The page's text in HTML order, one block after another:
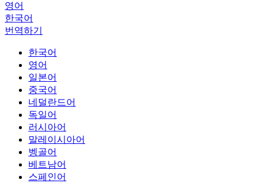
영어
한국어
번역하기
한국어
영어
일본어
중국어
네덜란드어
독일어
러시아어
말레이시아어
벵골어
베트남어
스페인어